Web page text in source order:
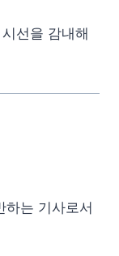
선을 감내해
하는 기사로서